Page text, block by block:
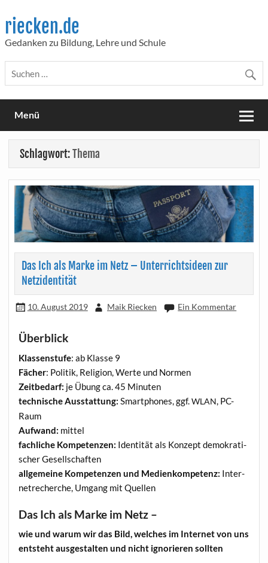
content
riecken.de
Gedanken zu Bildung, Lehre und Schule
Menü
Schlagwort:Thema
Das Ich als Marke im Netz – Unterrichtsideen zur
Netzidentität
10. August 2019 Maik Riecken Ein Kommentar
Überblick
Klas­sen­stu­fe: ab Klas­se 9
Fächer: Poli­tik, Reli­gi­on, Wer­te und Normen
Zeit­be­darf: je Übung ca. 45 Minuten
tech­ni­sche Aus­stat­tung: Smart­phones, ggf.WLAN, PC-
Raum
Auf­wand: mittel
fach­li­che Kom­pe­ten­zen: Iden­ti­tät als Kon­zept demo­kra­ti­
scher Gesellschaften
all­ge­mei­ne Kom­pe­ten­zen und Medi­en­kom­pe­tenz: Inter­
net­re­cher­che, Umgang mit Quellen
Das Ich als Marke im Netz –
wie und war­um wir das Bild, wel­ches im Inter­net von uns
ent­steht aus­ge­stal­ten und nicht igno­rie­ren sollten